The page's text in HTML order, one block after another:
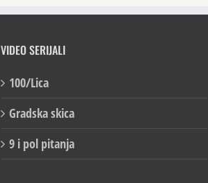
VIDEO SERIJALI
100/Lica
Gradska skica
9 i pol pitanja